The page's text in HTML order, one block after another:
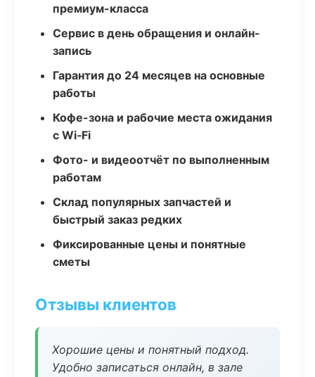
премиум-класса
Сервис в день обращения и онлайн-
запись
Гарантия до 24 месяцев на основные
работы
Кофе-зона и рабочие места ожидания
с Wi‑Fi
Фото- и видеоотчёт по выполненным
работам
Склад популярных запчастей и
быстрый заказ редких
Фиксированные цены и понятные
сметы
Отзывы клиентов
Хорошие цены и понятный подход.
Удобно записаться онлайн, в зале